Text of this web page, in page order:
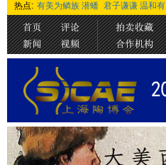
热点: 有美为鳞族 潜蟠 君子谦谦 温和有